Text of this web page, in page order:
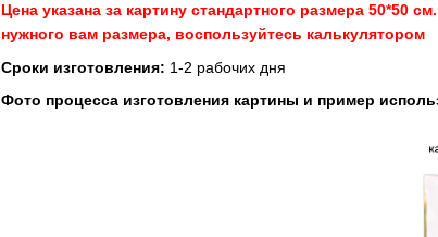
Цена указана за картину стандартного размера 50*50
нужного вам размера, воспользуйтесь калькулятором
Сроки изготовления: 1-2 рабочих дня
Фото процесса изготовления картины и пример